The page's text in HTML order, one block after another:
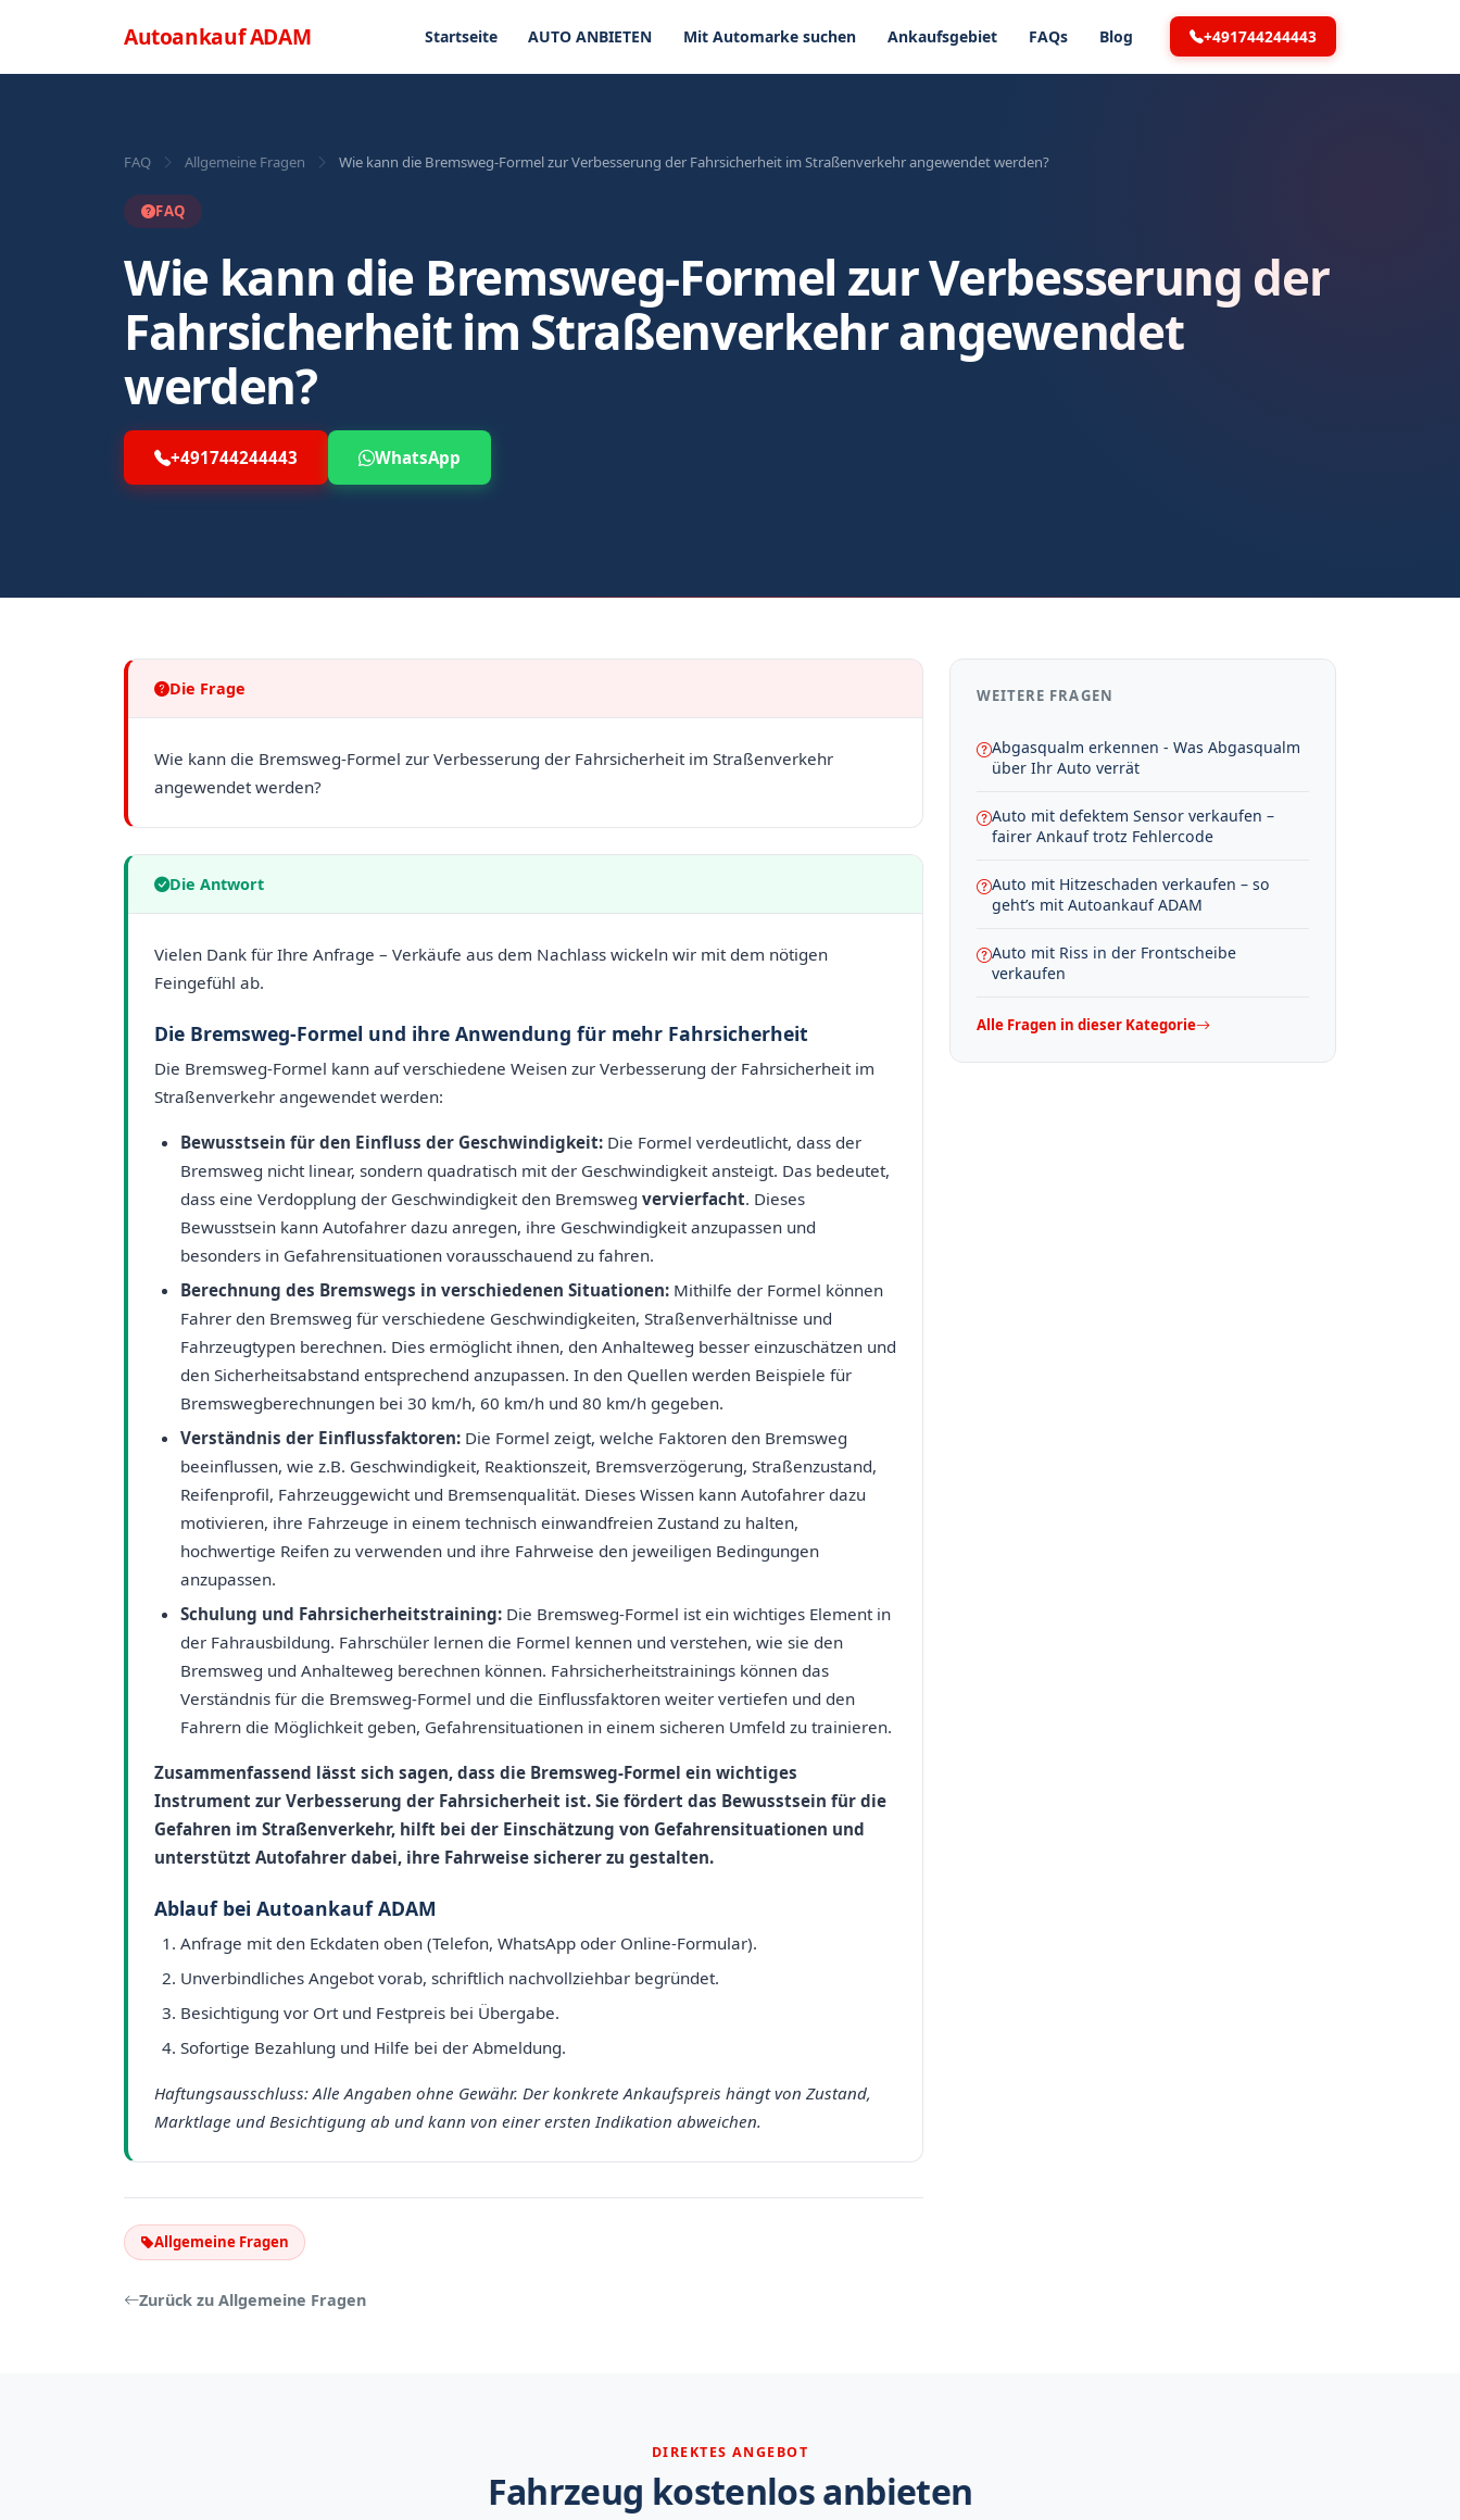
AutoankaufADAM Menü
Startseite AUTO ANBIETEN Mit Automarke suchen Ankaufsgebiet FAQs Blog +491744244443
FAQ Allgemeine Fragen Wie kann die Bremsweg-Formel zur Verbesserung der Fahrsicherheit im Straßenverkehr angewendet werden?
FAQ
Wie kann die Bremsweg-Formel zur Verbesserung der
Fahrsicherheit im Straßenverkehr angewendet
werden?
+491744244443 WhatsApp
Die Frage
Wie kann die Bremsweg-Formel zur Verbesserung der Fahrsicherheit im Straßenverkehr
angewendet werden?
Die Antwort
Vielen Dank für Ihre Anfrage – Verkäufe aus dem Nachlass wickeln wir mit dem nötigen
Feingefühl ab.
Die Bremsweg-Formel und ihre Anwendung für mehr Fahrsicherheit
Die Bremsweg-Formel kann auf verschiedene Weisen zur Verbesserung der Fahrsicherheit im
Straßenverkehr angewendet werden:
Bewusstsein für den Einfluss der Geschwindigkeit: Die Formel verdeutlicht, dass der
Bremsweg nicht linear, sondern quadratisch mit der Geschwindigkeit ansteigt. Das bedeutet,
dass eine Verdopplung der Geschwindigkeit den Bremsweg vervierfacht. Dieses
Bewusstsein kann Autofahrer dazu anregen, ihre Geschwindigkeit anzupassen und
besonders in Gefahrensituationen vorausschauend zu fahren.
Berechnung des Bremswegs in verschiedenen Situationen: Mithilfe der Formel können
Fahrer den Bremsweg für verschiedene Geschwindigkeiten, Straßenverhältnisse und
Fahrzeugtypen berechnen. Dies ermöglicht ihnen, den Anhalteweg besser einzuschätzen und
den Sicherheitsabstand entsprechend anzupassen. In den Quellen werden Beispiele für
Bremswegberechnungen bei 30 km/h, 60 km/h und 80 km/h gegeben.
Verständnis der Einflussfaktoren: Die Formel zeigt, welche Faktoren den Bremsweg
beeinflussen, wie z.B. Geschwindigkeit, Reaktionszeit, Bremsverzögerung, Straßenzustand,
Reifenprofil, Fahrzeuggewicht und Bremsenqualität. Dieses Wissen kann Autofahrer dazu
motivieren, ihre Fahrzeuge in einem technisch einwandfreien Zustand zu halten,
hochwertige Reifen zu verwenden und ihre Fahrweise den jeweiligen Bedingungen
anzupassen.
Schulung und Fahrsicherheitstraining: Die Bremsweg-Formel ist ein wichtiges Element in
der Fahrausbildung. Fahrschüler lernen die Formel kennen und verstehen, wie sie den
Bremsweg und Anhalteweg berechnen können. Fahrsicherheitstrainings können das
Verständnis für die Bremsweg-Formel und die Einflussfaktoren weiter vertiefen und den
Fahrern die Möglichkeit geben, Gefahrensituationen in einem sicheren Umfeld zu trainieren.
Zusammenfassend lässt sich sagen, dass die Bremsweg-Formel ein wichtiges
Instrument zur Verbesserung der Fahrsicherheit ist. Sie fördert das Bewusstsein für die
Gefahren im Straßenverkehr, hilft bei der Einschätzung von Gefahrensituationen und
unterstützt Autofahrer dabei, ihre Fahrweise sicherer zu gestalten.
Ablauf bei Autoankauf ADAM
Anfrage mit den Eckdaten oben (Telefon, WhatsApp oder Online-Formular).
Unverbindliches Angebot vorab, schriftlich nachvollziehbar begründet.
Besichtigung vor Ort und Festpreis bei Übergabe.
Sofortige Bezahlung und Hilfe bei der Abmeldung.
Haftungsausschluss: Alle Angaben ohne Gewähr. Der konkrete Ankaufspreis hängt von Zustand,
Marktlage und Besichtigung ab und kann von einer ersten Indikation abweichen.
Allgemeine Fragen
Zurück zu Allgemeine Fragen
WEITERE FRAGEN
Abgasqualm erkennen - Was Abgasqualm
über Ihr Auto verrät
Auto mit defektem Sensor verkaufen –
fairer Ankauf trotz Fehlercode
Auto mit Hitzeschaden verkaufen – so
geht’s mit Autoankauf ADAM
Auto mit Riss in der Frontscheibe
verkaufen
Alle Fragen in dieser Kategorie
DIREKTES ANGEBOT
Fahrzeug kostenlos anbieten